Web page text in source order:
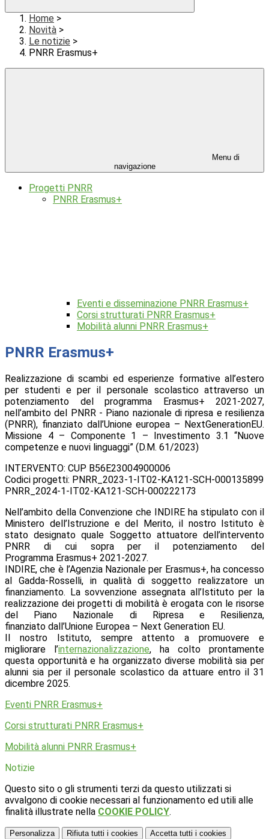
Home >
Novità >
Le notizie >
PNRR Erasmus+
Menu di
navigazione
Progetti PNRR
PNRR Erasmus+
Eventi e disseminazione PNRR Erasmus+
Corsi strutturati PNRR Erasmus+
Mobilità alunni PNRR Erasmus+
PNRR Erasmus+
Realizzazione di scambi ed esperienze formative all’estero
per studenti e per il personale scolastico attraverso un
potenziamento del programma Erasmus+ 2021-2027,
nell’ambito del PNRR - Piano nazionale di ripresa e resilienza
(PNRR), finanziato dall’Unione europea – NextGenerationEU.
Missione 4 – Componente 1 – Investimento 3.1 “Nuove
competenze e nuovi linguaggi” (D.M. 61/2023)
INTERVENTO: CUP B56E23004900006
Codici progetti: PNRR_2023-1-IT02-KA121-SCH-000135899
PNRR_2024-1-IT02-KA121-SCH-000222173
Nell’ambito della Convenzione che INDIRE ha stipulato con il
Ministero dell’Istruzione e del Merito, il nostro Istituto è
stato designato quale Soggetto attuatore dell’intervento
PNRR di cui sopra per il potenziamento del
Programma Erasmus+ 2021-2027.
INDIRE, che è l’Agenzia Nazionale per Erasmus+, ha concesso
al Gadda-Rosselli, in qualità di soggetto realizzatore un
finanziamento. La sovvenzione assegnata all’Istituto per la
realizzazione dei progetti di mobilità è erogata con le risorse
del Piano Nazionale di Ripresa e Resilienza,
finanziato dall’Unione Europea – Next Generation EU.
Il nostro Istituto, sempre attento a promuovere e
migliorare l’internazionalizzazione, ha colto prontamente
questa opportunità e ha organizzato diverse mobilità sia per
alunni sia per il personale scolastico da attuare entro il 31
dicembre 2025.
Eventi PNRR Erasmus+
Corsi strutturati PNRR Erasmus+
Mobilità alunni PNRR Erasmus+
Notizie
Questo sito o gli strumenti terzi da questo utilizzati si
avvalgono di cookie necessari al funzionamento ed utili alle
finalità illustrate nella COOKIE POLICY.
Personalizza Rifiuta tutti i cookies Accetta tutti i cookies